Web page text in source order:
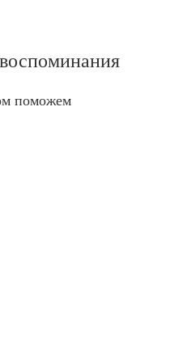
поможем